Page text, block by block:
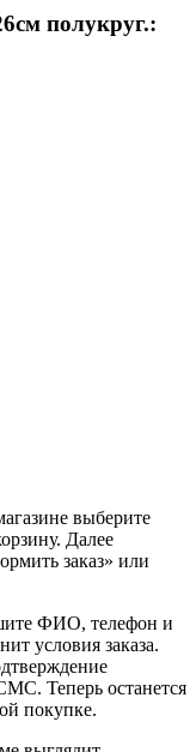
полукруг.:
выберите
Далее
заказ» или
ФИО, телефон и
условия заказа.
Теперь останется
покупке.